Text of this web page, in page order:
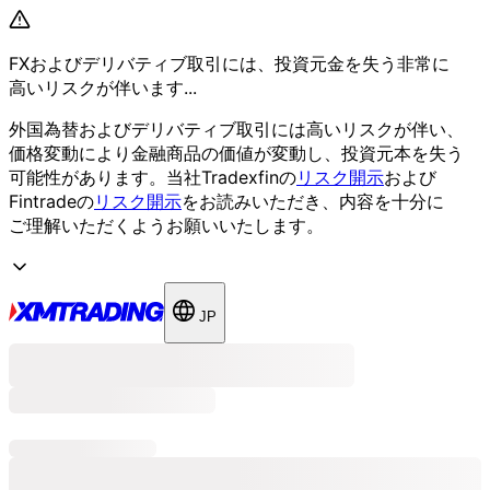
FXおよびデリバティブ取引には、 投資元金を失う 非常に
高いリスクが伴います...
外国為替およびデリバティブ取引には高いリスクが伴い、
価格変動により 金融商品の価値が変動し、 投資元本を失う
可能性があります。 当社Tradexfinのリスク開示および
Fintradeのリスク開示をお読みいただき、 内容を十分に
ご理解いただく よう お願いいたします。
JP